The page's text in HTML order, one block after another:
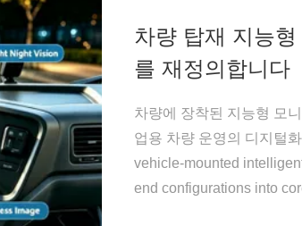
차량 탑재 지능
를 재정의합니다
차량에 장착된 지능형 모
업용 차량 운영의 디지털
vehicle-mounted
end configurations into